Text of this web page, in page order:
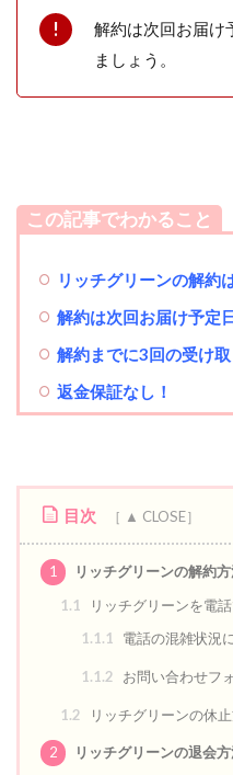
解約は次回お届け
ましょう。
この記事でわかること
リッチグリーンの解約
解約は次回お届け予定
解約までに3回の受け取
返金保証なし！
目次
1
リッチグリーンの解約方
1.1
リッチグリーンを電
1.1.1
電話の混雑状況
1.1.2 お問い合わせフ
1.2 リッチグリーンの休
2
リッチグリーンの退会